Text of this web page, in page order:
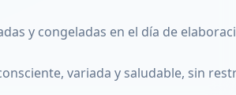
y congeladas en el día de
variada y saludable, sin